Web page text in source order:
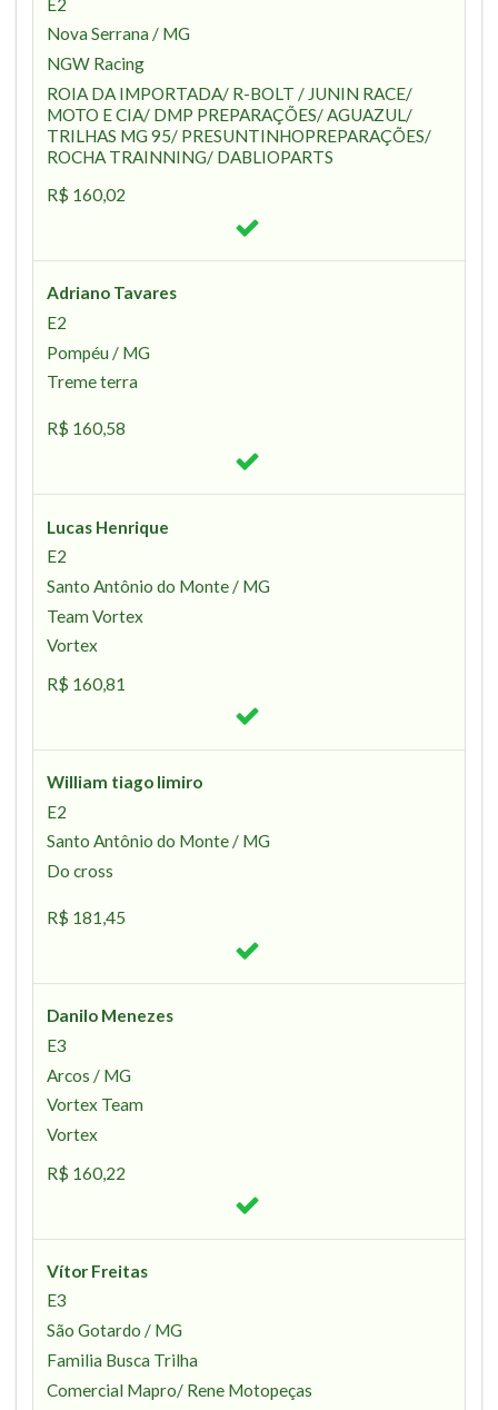
Nova Serrana / MG
NGW Racing
ROIA DA IMPORTADA/ R-BOLT / JUNIN RACE/
MOTO E CIA/ DMP PREPARAÇÕES/ AGUAZUL/
TRILHAS MG 95/ PRESUNTINHOPREPARAÇÕES/
ROCHA TRAINNING/ DABLIOPARTS
R$ 160,02
Adriano Tavares
E2
Pompéu / MG
Treme terra
R$ 160,58
Lucas Henrique
E2
Santo Antônio do Monte / MG
Team Vortex
Vortex
R$ 160,81
William tiago limiro
E2
Santo Antônio do Monte / MG
Do cross
R$ 181,45
Danilo Menezes
E3
Arcos / MG
Vortex Team
Vortex
R$ 160,22
Vítor Freitas
E3
São Gotardo / MG
Familia Busca Trilha
Comercial Mapro/ Rene Motopeças